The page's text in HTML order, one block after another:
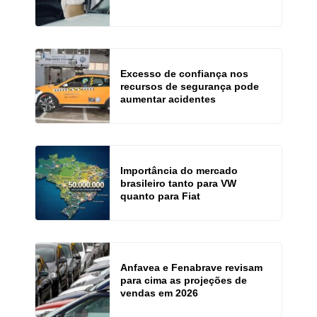
Excesso de confiança nos
recursos de segurança pode
aumentar acidentes
Importância do mercado
brasileiro tanto para VW
quanto para Fiat
Anfavea e Fenabrave revisam
para cima as projeções de
vendas em 2026